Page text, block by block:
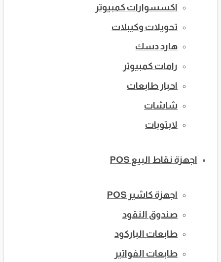
اكسسوارات كمبيوتر
تحويلات وكيبلات
هارد دسك
رامات كمبيوتر
احبار طابعات
شاشات
لابتوبات
اجهزة نقاط البيع POS
اجهزة كاشير POS
صندوق النقود
طابعات الباركود
طابعات الفواتير